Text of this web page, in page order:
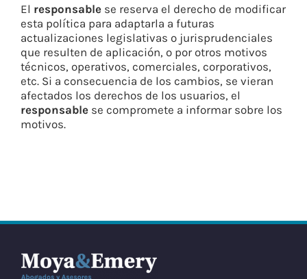
El responsablese reserva el derecho de modificar
esta política para adaptarla a futuras
actualizaciones legislativas o jurisprudenciales
que resulten de aplicación, o por otros motivos
técnicos, operativos, comerciales, corporativos,
etc. Si a consecuencia de los cambios, se vieran
afectados los derechos de los usuarios, el
responsablese compromete a informar sobre los
motivos.